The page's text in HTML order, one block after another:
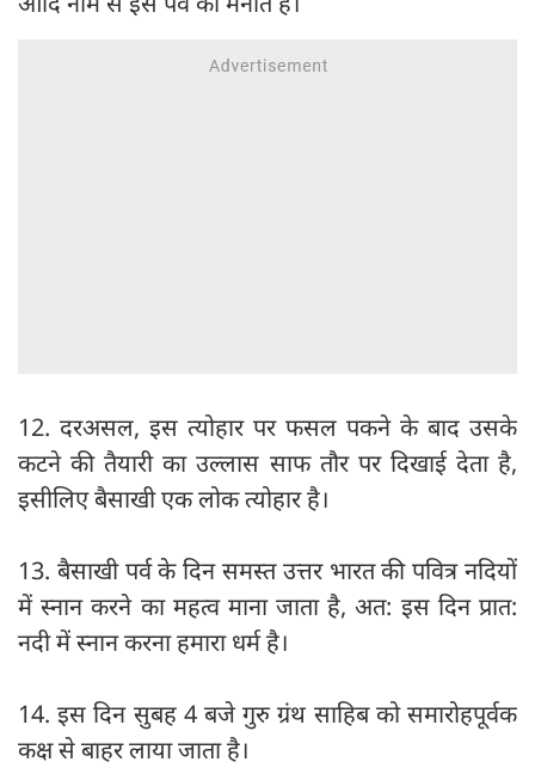
12. दरअसल, इस त्योहार पर फसल पकने के बाद उसके
कटने की तैयारी का उल्लास साफ तौर पर दिखाई देता है,
इसीलिए बैसाखी एक लोक त्योहार है।
13. बैसाखी पर्व के दिन समस्त उत्तर भारत की पवित्र नदियों
में स्नान करने का महत्व माना जाता है, अत: इस दिन प्रात:
नदी में स्नान करना हमारा धर्म है।
14. इस दिन सुबह 4 बजे गुरु ग्रंथ साहिब को समारोहपूर्वक
कक्ष से बाहर लाया जाता है।